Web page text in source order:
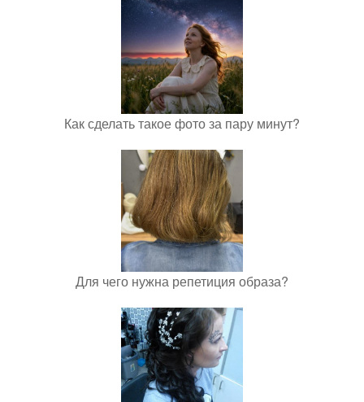
Как сделать такое фото за пару минут?
Для чего нужна репетиция образа?